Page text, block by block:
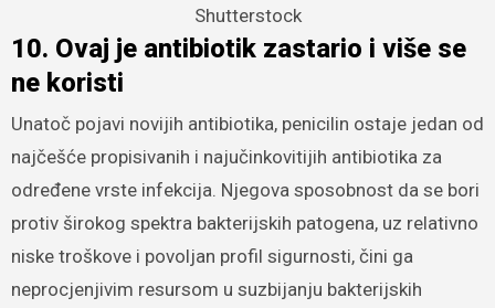
Shutterstock
10. Ovaj je antibiotik zastario i više se
ne koristi
Unatoč pojavi novijih antibiotika, penicilin ostaje jedan od
najčešće propisivanih i najučinkovitijih antibiotika za
određene vrste infekcija. Njegova sposobnost da se bori
protiv širokog spektra bakterijskih patogena, uz relativno
niske troškove i povoljan profil sigurnosti, čini ga
neprocjenjivim resursom u suzbijanju bakterijskih